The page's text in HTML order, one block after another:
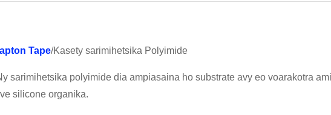
Tape/Kasety sarimihetsika Polyimide
sarimihetsika polyimide dia ampiasaina ho substrate avy eo voarakotra
silicone organika.